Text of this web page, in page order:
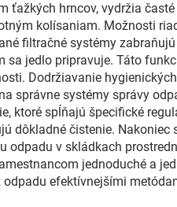
ťažkých hrncov, vydržia
kolísaniam. Možnosti
filtračné systémy
sa jedlo pripravuje. Táto
Dodržiavanie
správne systémy správy
ktoré spĺňajú špecifické
dôkladné čistenie.
odpadu v skládkach
jednoduché a
efektívnejšími